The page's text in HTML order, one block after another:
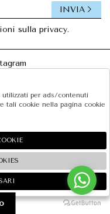
sulla privacy.
INVIA
byAteliersocietàgruppo Zucchetti
per ads/contenuti
tali cookie nella pagina cookie